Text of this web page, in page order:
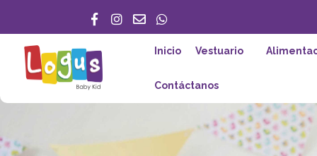
Inicio Vestuario
Contáctanos